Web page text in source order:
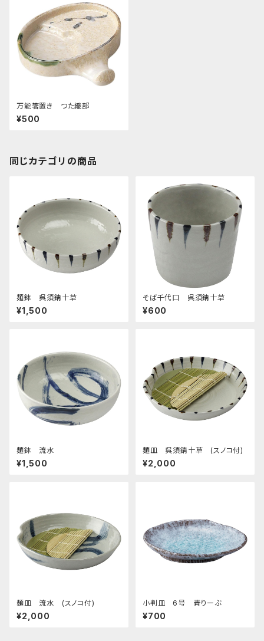
万能箸置き つた織部
¥500
同じカテゴリの商品
麺鉢 呉須錆十草
¥1,500
そば千代口 呉須錆十草
¥600
麺鉢 流水
¥1,500
麺皿 呉須錆十草 (スノコ付)
¥2,000
麺皿 流水 (スノコ付)
¥2,000
小判皿 6号 青りーぶ
¥700